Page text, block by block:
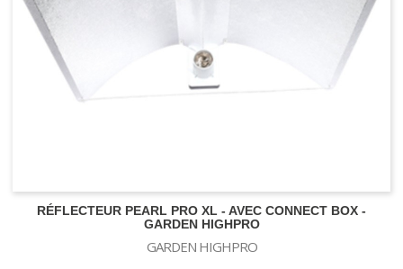
RÉFLECTEUR PEARL PRO XL - AVEC CONNECT BOX -
GARDEN HIGHPRO
GARDEN HIGHPRO